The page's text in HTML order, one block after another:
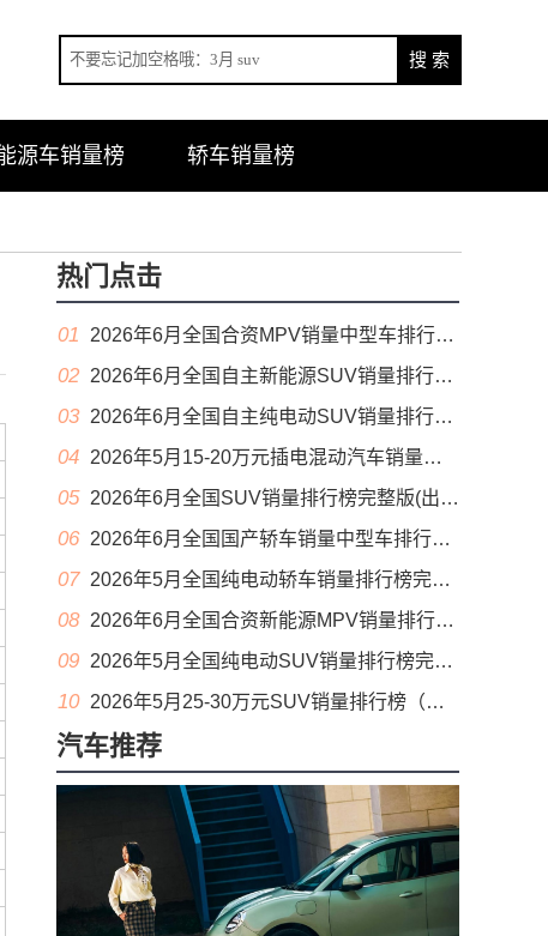
源车销量榜 轿车销量榜
热门点击
01 2026年6月全国合资MPV销量中型车排行榜完整版(零售量
02 2026年6月全国自主新能源SUV销量排行榜完整版(零售量
03 2026年6月全国自主纯电动SUV销量排行榜完整版(零售量
04 2026年5月15-20万元插电混动汽车销量排行榜（零售量）
05 2026年6月全国SUV销量排行榜完整版(出口量
06 2026年6月全国国产轿车销量中型车排行榜完整版(零售量
07 2026年5月全国纯电动轿车销量排行榜完整版(批发量
08 2026年6月全国合资新能源MPV销量排行榜完整版(零售量
09 2026年5月全国纯电动SUV销量排行榜完整版(零售量
10 2026年5月25-30万元SUV销量排行榜（零售量）
汽车推荐